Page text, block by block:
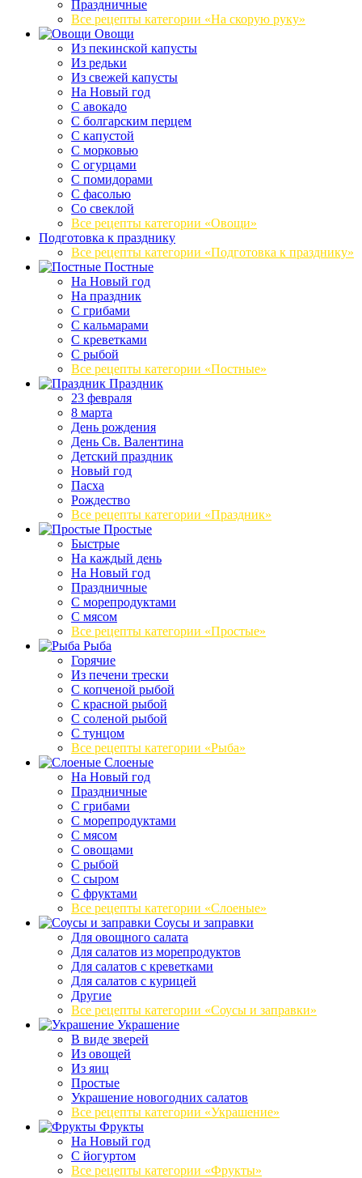
Праздничные
Все рецепты категории «На скорую руку»
Овощи
Из пекинской капусты
Из редьки
Из свежей капусты
На Новый год
С авокадо
С болгарским перцем
С капустой
С морковью
С огурцами
С помидорами
С фасолью
Со свеклой
Все рецепты категории «Овощи»
Подготовка к празднику
Все рецепты категории «Подготовка к празднику»
Постные
На Новый год
На праздник
С грибами
С кальмарами
С креветками
С рыбой
Все рецепты категории «Постные»
Праздник
23 февраля
8 марта
День рождения
День Св. Валентина
Детский праздник
Новый год
Пасха
Рождество
Все рецепты категории «Праздник»
Простые
Быстрые
На каждый день
На Новый год
Праздничные
С морепродуктами
С мясом
Все рецепты категории «Простые»
Рыба
Горячие
Из печени трески
С копченой рыбой
С красной рыбой
С соленой рыбой
С тунцом
Все рецепты категории «Рыба»
Слоеные
На Новый год
Праздничные
С грибами
С морепродуктами
С мясом
С овощами
С рыбой
С сыром
С фруктами
Все рецепты категории «Слоеные»
Соусы и заправки
Для овощного салата
Для салатов из морепродуктов
Для салатов с креветками
Для салатов с курицей
Другие
Все рецепты категории «Соусы и заправки»
Украшение
В виде зверей
Из овощей
Из яиц
Простые
Украшение новогодних салатов
Все рецепты категории «Украшение»
Фрукты
На Новый год
С йогуртом
Все рецепты категории «Фрукты»